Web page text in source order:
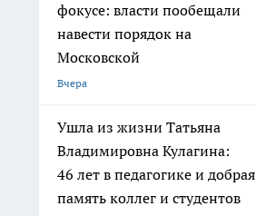
фокусе: власти пообещали
навести порядок на
Московской
Вчера
Ушла из жизни Татьяна
Владимировна Кулагина:
46 лет в педагогике и добрая
память коллег и студентов